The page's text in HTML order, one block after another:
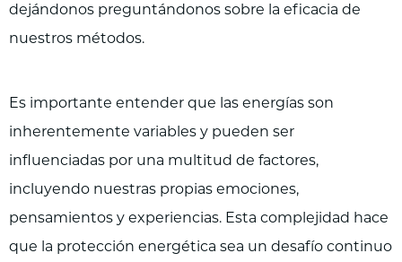
dejándonos preguntándonos sobre la eficacia de
nuestros métodos.
Es importante entender que las energías son
inherentemente variables y pueden ser
influenciadas por una multitud de factores,
incluyendo nuestras propias emociones,
pensamientos y experiencias. Esta complejidad hace
que la protección energética sea un desafío continuo